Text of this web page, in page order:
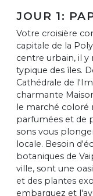
JOUR 1:
Votre croisière
capitale de la
centre urbain, il
typique des îles.
Cathédrale de
charmante
le marché coloré
parfumées et de
sons vous
locale. Besoin
botaniques de
ville, sont une
et des plantes
embarquez et